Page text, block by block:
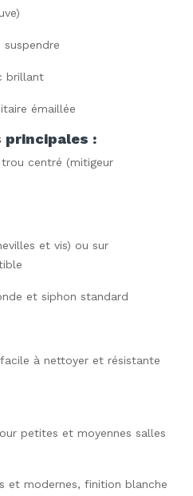
brillant
émaillée
principales :
trou centré (mitigeur
et vis) ou sur
et siphon standard
à nettoyer et résistante
petites et moyennes salles
et modernes, finition blanche